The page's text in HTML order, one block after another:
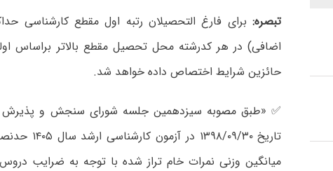
تبصره:
اضافی) در هر کدرشته محل تحصیل مقطع بالاتر براساس
حائزین شرایط اختصاص داده خواهد شد.
✅ «طبق مصوبه سیزدهمین جلسه شورای سنجش و پذیرش
تاریخ
میانگین وزنی نمرات خام تراز شده با توجه به ضرایب